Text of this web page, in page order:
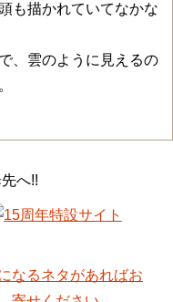
も描かれていてなかな
、雲のように見えるの